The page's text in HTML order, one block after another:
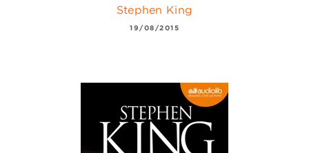
Stephen King
19/08/2015